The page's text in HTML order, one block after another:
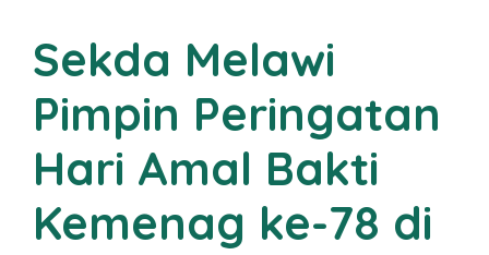
Sekda Melawi
Pimpin Peringatan
Hari Amal Bakti
Kemenag ke-78 di